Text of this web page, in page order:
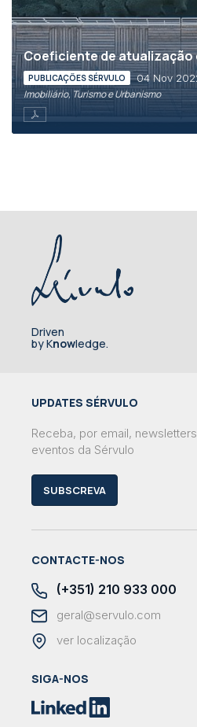
Coeficiente de atualização
PUBLICAÇÕES SÉRVULO 04 Nov
Imobiliário, Turismo e Urbanismo
Driven
by Knowledge.
UPDATES SÉRVULO
Receba, por email,
eventos da Sérvulo
SUBSCREVA
CONTACTE-NOS
(+351) 210 933 000
geral@servulo.com
ver localização
SIGA-NOS